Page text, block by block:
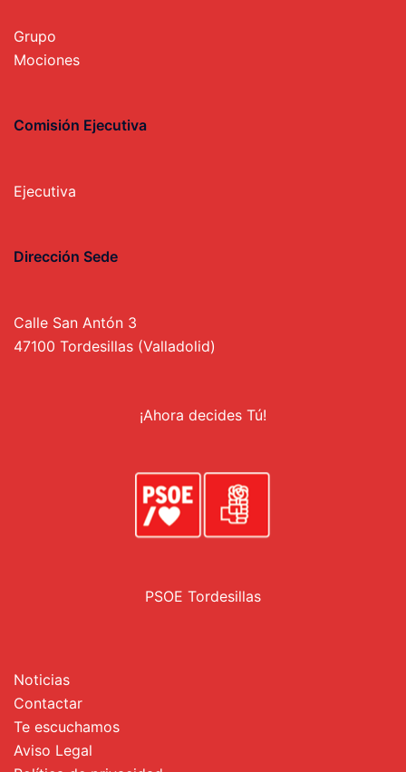
Grupo
Mociones
Comisión Ejecutiva
Ejecutiva
Dirección Sede
Calle San Antón 3
47100 Tordesillas (Valladolid)
¡Ahora decides Tú!
PSOE Tordesillas
Noticias
Contactar
Te escuchamos
Aviso Legal